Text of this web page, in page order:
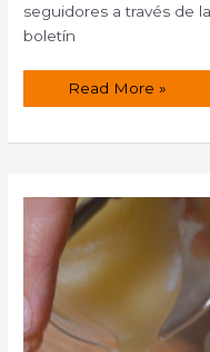
seguidores a través de
boletín
Acondicionador
cabello
Read More »